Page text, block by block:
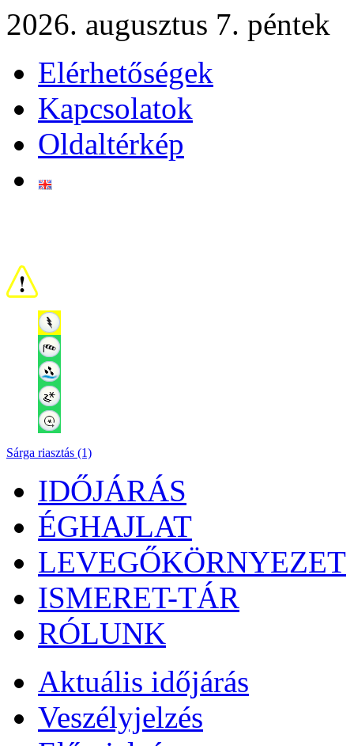
2026. augusztus 7. péntek
Elérhetőségek
Kapcsolatok
Oldaltérkép
Sárga riasztás (1)
IDŐJÁRÁS
ÉGHAJLAT
LEVEGŐKÖRNYEZET
ISMERET-TÁR
RÓLUNK
Aktuális időjárás
Veszélyjelzés